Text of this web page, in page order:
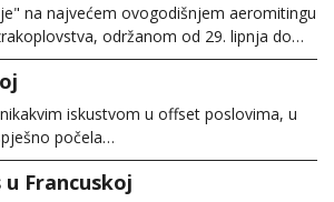
na najvećem ovogodišnjem aeromitingu
održanom od 29. lipnja do…
iskustvom u offset poslovima, u
počela…
u Francuskoj